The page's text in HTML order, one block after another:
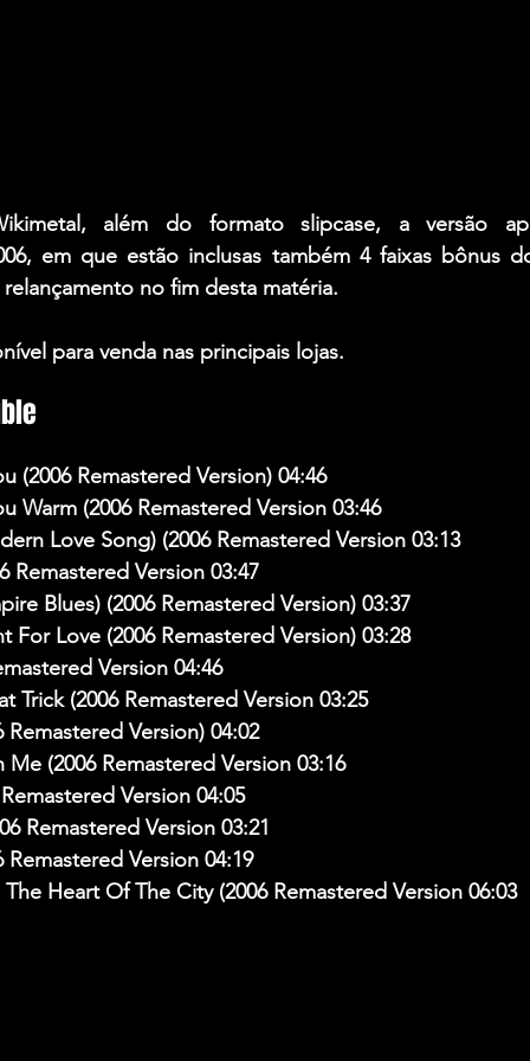
além do formato slipcase, a versão
em que estão inclusas também 4 faixas bônus
no fim desta matéria.
para venda nas principais lojas.
(2006 Remastered Version) 04:46
Warm (2006 Remastered Version 03:46
Love Song) (2006 Remastered Version 03:13
Remastered Version 03:47
Blues) (2006 Remastered Version) 03:37
For Love (2006 Remastered Version) 03:28
Version 04:46
Trick (2006 Remastered Version 03:25
Remastered Version) 04:02
Me (2006 Remastered Version 03:16
Version 04:05
Remastered Version 03:21
Remastered Version 04:19
Heart Of The City (2006 Remastered Version 06:03